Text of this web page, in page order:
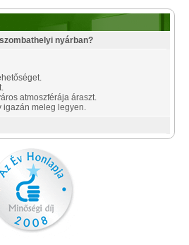
nyárban?
atmoszférája áraszt.
igazán meleg legyen.